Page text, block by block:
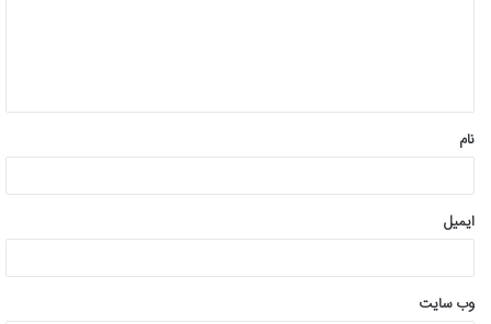
*
نام
ایمیل
وب‌ سایت